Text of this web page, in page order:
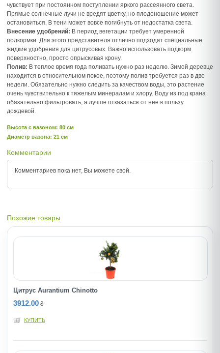
чувствует при постоянном поступлении яркого рассеянного света.
Прямые солнечные лучи не вредят цветку, но плодоношение может
остановиться. В тени может вовсе погибнуть от недостатка света.
Внесение удобрений: В период вегетации требует умеренной
подкормки. Для этого представителя отлично подходят специальные
жидкие удобрения для цитрусовых. Важно использовать подкорм
поверхностно, просто опрыскивая крону.
Полив: В теплое время года поливать нужно раз неделю. Зимой деревце
находится в относительном покое, поэтому полив требуется раз в две
недели. Обязательно нужно следить за качеством воды, это растение
очень чувствительно к тяжелым минералам и хлору. Воду из под крана
обязательно фильтровать, а лучше отказаться от нее в пользу
дождевой.
Высота c вазоном: 80 см
Диаметр вазона: 21 см
Комментарии
Комментариев пока нет, Вы можете свой.
Похожие товары
Цитрус Аurantium Chinotto
3912.00 ₴
КУПИТЬ